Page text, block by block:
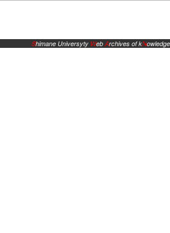
Shimane Universyty WebArchives of kNowledge